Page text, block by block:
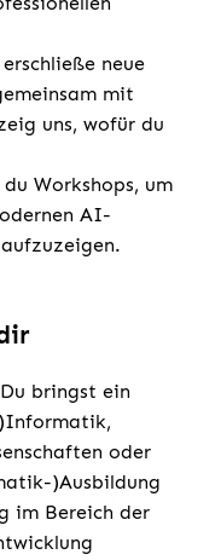
neue
mit
uns, wofür du
Workshops, um
AI-
Du bringst ein
oder
)Ausbildung
im Bereich der